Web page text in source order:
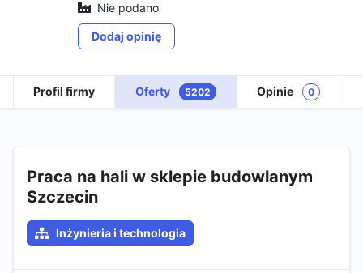
Nie podano
Dodaj opinię
Profil firmy Oferty 5202 Opinie 0
Praca na hali w sklepie budowlanym
Szczecin
Inżynieria i technologia